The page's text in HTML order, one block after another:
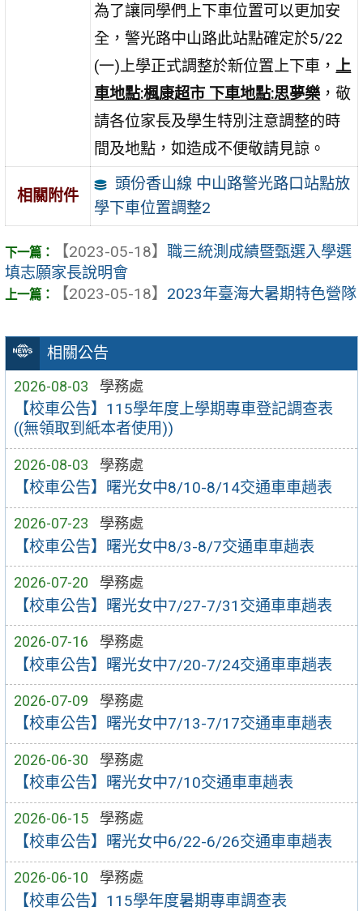
相關公告
2026-08-03 學務處
【校車公告】115學年度上學期專車登記調查表
((無領取到紙本者使用))
2026-08-03 學務處
【校車公告】曙光女中8/10-8/14交通車車趟表
2026-07-23 學務處
【校車公告】曙光女中8/3-8/7交通車車趟表
2026-07-20 學務處
【校車公告】曙光女中7/27-7/31交通車車趟表
2026-07-16 學務處
【校車公告】曙光女中7/20-7/24交通車車趟表
2026-07-09 學務處
【校車公告】曙光女中7/13-7/17交通車車趟表
2026-06-30 學務處
【校車公告】曙光女中7/10交通車車趟表
2026-06-15 學務處
【校車公告】曙光女中6/22-6/26交通車車趟表
2026-06-10 學務處
【校車公告】115學年度暑期專車調查表
為了讓同學們上下車位置可以更加安
全，警光路中山路此站點確定於5/22
(一)上學正式調整於新位置上下車， 上
車地點:楓康超市 下車地點:思夢樂 ，敬
請各位家長及學生特別注意調整的時
間及地點，如造成不便敬請見諒。
相關附件
頭份香山線 中山路警光路口站點放
學下車位置調整2
【2023-05-18】 職三統測成績暨甄選入學選
填志願家長說明會
【2023-05-18】 2023年臺海大暑期特色營隊